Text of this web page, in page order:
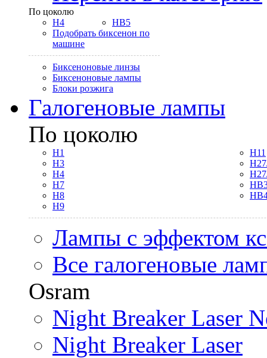
По цоколю
H4
HB5
Подобрать биксенон по
машине
Биксеноновые линзы
Биксеноновые лампы
Блоки розжига
Галогеновые лампы
По цоколю
H1
H3
H4
H7
H8
H9
H11
Лампы с эффектом
Все галогеновые
Osram
Night Breaker Laser
Night Breaker Laser